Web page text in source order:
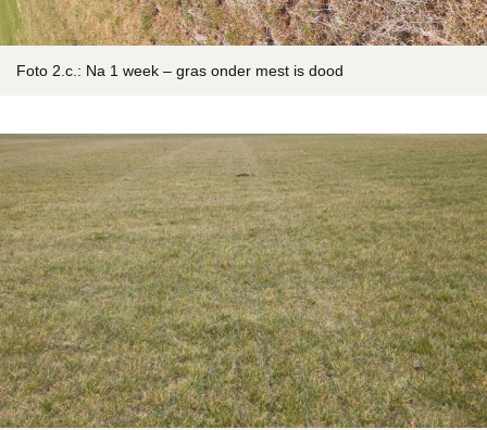
Foto 2.c.: Na 1 week – gras onder mest is dood